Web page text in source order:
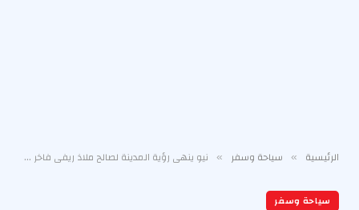
الرئيسية » سياحة وسفر » نيو ينهي رؤية المدينة لصالح ملاذ ريفي فاخر في إنجلترا
سياحة وسفر